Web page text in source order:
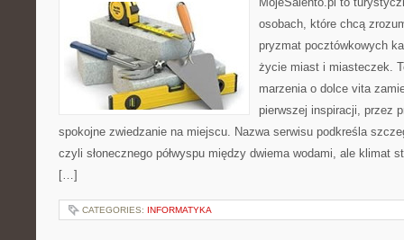
osobach, które chcą
pryzmat pocztówkowych
życie miast i miasteczek.
marzenia o dolce vita
pierwszej inspiracji, przez
spokojne zwiedzanie na miejscu. Nazwa serwisu podkreśla
czyli słonecznego półwyspu między dwiema wodami, ale klimat
[…]
CATEGORIES: INFORMATYKA